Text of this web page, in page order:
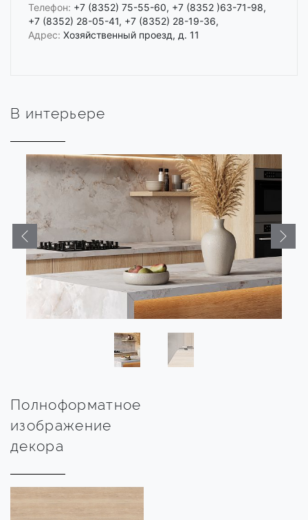
Телефон: +7 (8352) 75-55-60, +7 (8352 )63-71-98,
+7 (8352) 28-05-41, +7 (8352) 28-19-36,
Адрес: Хозяйственный проезд, д. 11
В интерьере
Полноформатное
изображение
декора